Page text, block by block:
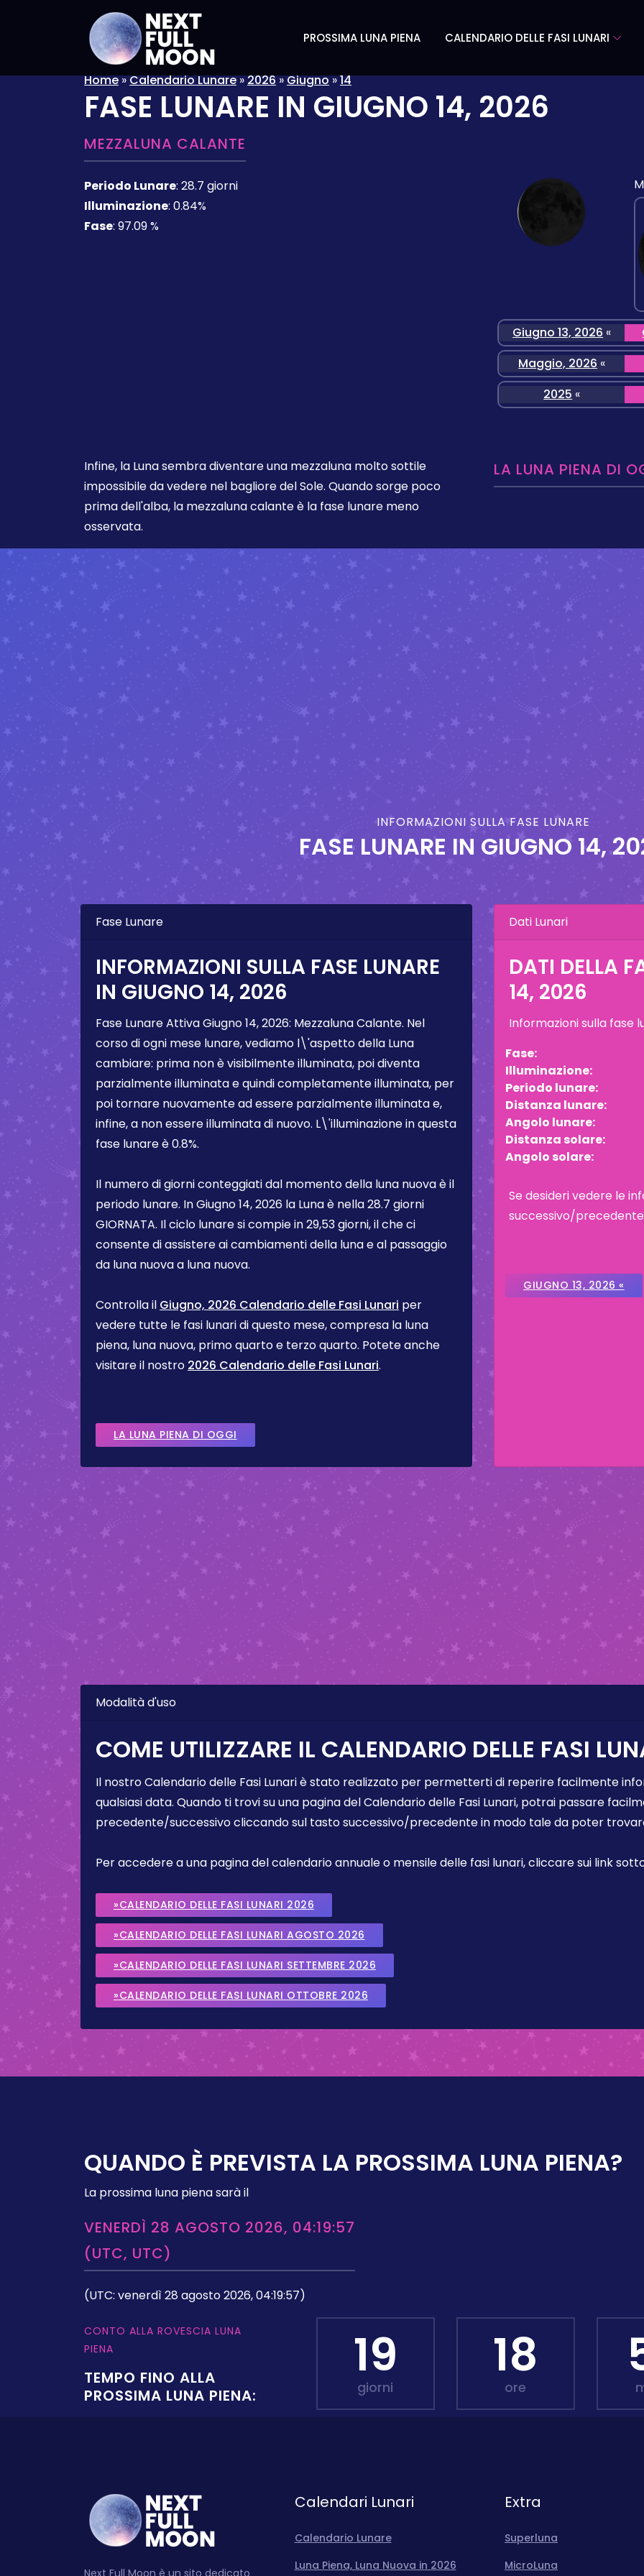
PROSSIMA LUNA PIENA CALENDARIO DELLE FASI LUNARI
Home»Calendario Lunare»2026»Giugno»14
FASE LUNARE IN GIUGNO 14, 2026
MEZZALUNA CALANTE
Periodo Lunare: 28.7 giorni
Illuminazione: 0.84%
Fase: 97.09 %
Giugno 13, 2026 «
Maggio, 2026 «
2025 «
Infine, la Luna sembra diventare una mezzaluna molto sottile
impossibile da vedere nel bagliore del Sole. Quando sorge poco
prima dell'alba, la mezzaluna calante è la fase lunare meno
osservata.
LA LUNA PIENA DI
INFORMAZIONI SULLA FASE LUNARE
FASE LUNARE IN GIUGNO 14,
Fase Lunare
INFORMAZIONI SULLA FASE LUNARE
IN GIUGNO 14, 2026
Fase Lunare AttivaGiugno 14, 2026: Mezzaluna Calante. Nel
corso di ogni mese lunare, vediamo l\'aspetto della Luna
cambiare: prima non è visibilmente illuminata, poi diventa
parzialmente illuminata e quindi completamente illuminata, per
poi tornare nuovamente ad essere parzialmente illuminata e,
infine, a non essere illuminata di nuovo. L\'illuminazione in questa
fase lunare è0.8%.
Il numero di giorni conteggiati dal momento della luna nuova è il
periodo lunare. InGiugno 14, 2026 la Luna è nella28.7 giorni
GIORNATA. Il ciclo lunare si compie in 29,53 giorni, il che ci
consente di assistere ai cambiamenti della luna e al passaggio
da luna nuova a luna nuova.
Controlla il Giugno, 2026 Calendario delle Fasi Lunari per
vedere tutte le fasi lunari di questo mese, compresa la luna
piena, luna nuova, primo quarto e terzo quarto. Potete anche
visitare il nostro 2026 Calendario delle Fasi Lunari.
LA LUNA PIENA DI OGGI
Dati Lunari
DATI DELLA
14, 2026
Informazioni sulla fase
Fase:
Illuminazione:
Periodo lunare:
Distanza lunare:
Angolo lunare:
Distanza solare:
Angolo solare:
Se desideri vedere le
successivo/
GIUGNO 13, 2026 «
Modalità d'uso
COME UTILIZZARE IL CALENDARIO DELLE FASI
Il nostro Calendario delle Fasi Lunari è stato realizzato per permetterti di reperire facilmente
qualsiasi data. Quando ti trovi su una pagina del Calendario delle Fasi Lunari, potrai passare
precedente/successivo cliccando sul tasto successivo/precedente in modo tale da poter
Per accedere a una pagina del calendario annuale o mensile delle fasi lunari, cliccare sui link
»CALENDARIO DELLE FASI LUNARI 2026
»CALENDARIO DELLE FASI LUNARI AGOSTO 2026
»CALENDARIO DELLE FASI LUNARI SETTEMBRE 2026
»CALENDARIO DELLE FASI LUNARI OTTOBRE 2026
QUANDO È PREVISTA LA PROSSIMA LUNA PIENA?
La prossima luna piena sarà il
VENERDÌ 28 AGOSTO 2026, 04:19:57
(UTC, UTC)
(UTC: venerdì 28 agosto 2026, 04:19:57)
CONTO ALLA ROVESCIA LUNA
PIENA
TEMPO FINO ALLA
PROSSIMA LUNA PIENA:
19
giorni
18
ore
Next Full Moon è un sito dedicato
Calendari Lunari
Calendario Lunare
Luna Piena, Luna Nuova in 2026
Extra
Superluna
MicroLuna